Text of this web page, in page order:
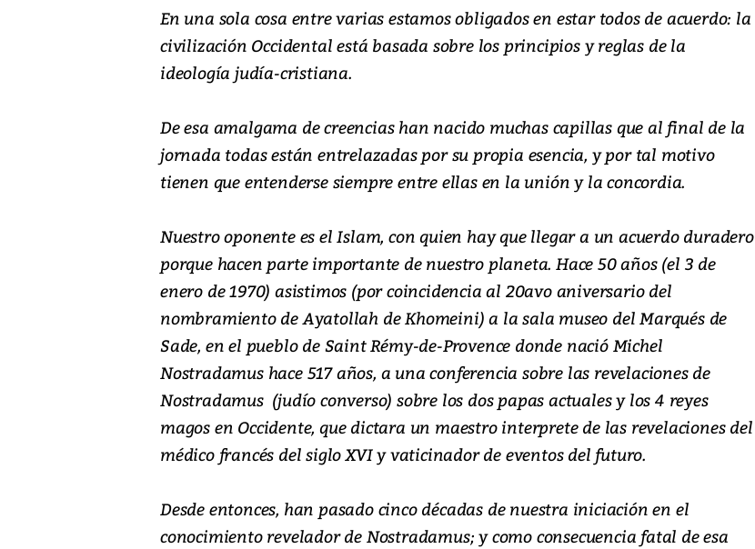
En una sola cosa entre varias estamos obligados en estar todos de acuerdo: la
civilización Occidental está basada sobre los principios y reglas de la
ideología judía-cristiana.
De esa amalgama de creencias han nacido muchas capillas que al final de la
jornada todas están entrelazadas por su propia esencia, y por tal motivo
tienen que entenderse siempre entre ellas en la unión y la concordia.
Nuestro oponente es el Islam, con quien hay que llegar a un acuerdo duradero
porque hacen parte importante de nuestro planeta. Hace 50 años (el 3 de
enero de 1970) asistimos (por coincidencia al 20avo aniversario del
nombramiento de Ayatollah de Khomeini) a la sala museo del Marqués de
Sade, en el pueblo de Saint Rémy-de-Provence donde nació Michel
Nostradamus hace 517 años, a una conferencia sobre las revelaciones de
Nostradamus (judío converso) sobre los dos papas actuales y los 4 reyes
magos en Occidente, que dictara un maestro interprete de las revelaciones del
médico francés del siglo XVI y vaticinador de eventos del futuro.
Desde entonces, han pasado cinco décadas de nuestra iniciación en el
conocimiento revelador de Nostradamus; y como consecuencia fatal de esa